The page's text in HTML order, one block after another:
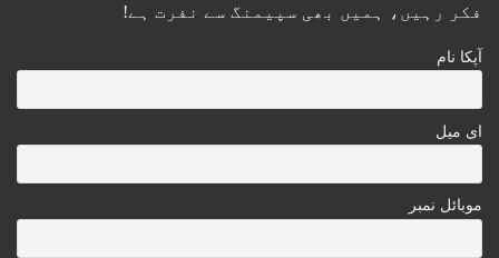
فکر رہیں، ہمیں بھی سپیمنگ سے نفرت ہے!
آپکا نام
ای میل
موبائل نمبر